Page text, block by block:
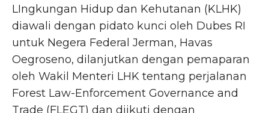
LIngkungan Hidup dan Kehutanan (KLHK)
diawali dengan pidato kunci oleh Dubes RI
untuk Negera Federal Jerman, Havas
Oegroseno, dilanjutkan dengan pemaparan
oleh Wakil Menteri LHK tentang perjalanan
Forest Law-Enforcement Governance and
Trade (FLEGT) dan diikuti dengan